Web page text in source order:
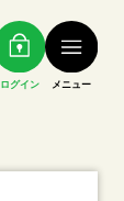
ログイン メニュー